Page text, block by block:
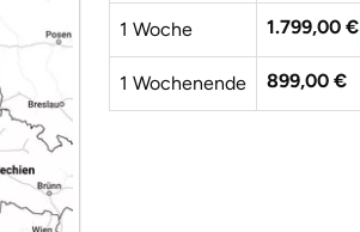
1 Woche 1.799,00 €
1 Wochenende 899,00 €